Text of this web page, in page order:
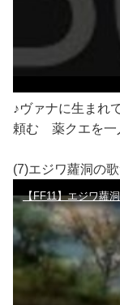
♪ヴァナに生ま
頼む 薬クエを一
(7)エジワ蘿洞の歌